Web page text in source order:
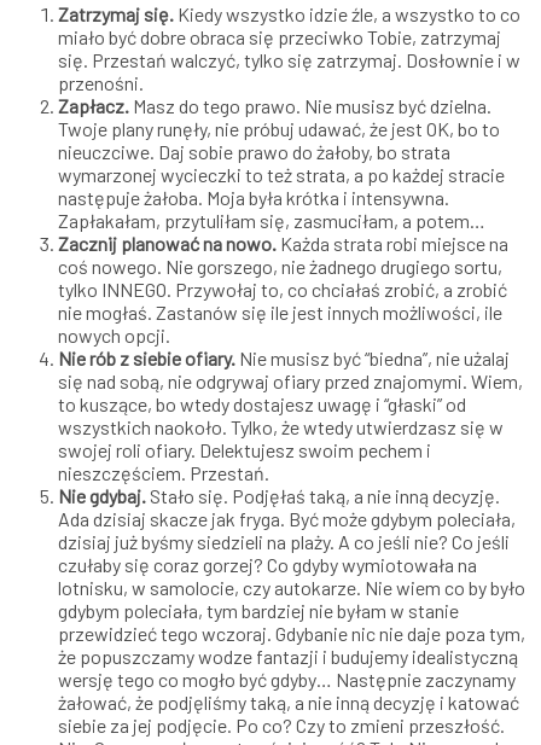
Zatrzymaj się. Kiedy wszystko idzie źle, a wszystko to co
miało być dobre obraca się przeciwko Tobie, zatrzymaj
się. Przestań walczyć, tylko się zatrzymaj. Dosłownie i w
przenośni.
Zapłacz. Masz do tego prawo. Nie musisz być dzielna.
Twoje plany runęły, nie próbuj udawać, że jest OK, bo to
nieuczciwe. Daj sobie prawo do żałoby, bo strata
wymarzonej wycieczki to też strata, a po każdej stracie
następuje żałoba. Moja była krótka i intensywna.
Zapłakałam, przytuliłam się, zasmuciłam, a potem…
Zacznij planować na nowo. Każda strata robi miejsce na
coś nowego. Nie gorszego, nie żadnego drugiego sortu,
tylko INNEGO. Przywołaj to, co chciałaś zrobić, a zrobić
nie mogłaś. Zastanów się ile jest innych możliwości, ile
nowych opcji.
Nie rób z siebie ofiary. Nie musisz być “biedna”, nie użalaj
się nad sobą, nie odgrywaj ofiary przed znajomymi. Wiem,
to kuszące, bo wtedy dostajesz uwagę i “głaski” od
wszystkich naokoło. Tylko, że wtedy utwierdzasz się w
swojej roli ofiary. Delektujesz swoim pechem i
nieszczęściem. Przestań.
Nie gdybaj. Stało się. Podjęłaś taką, a nie inną decyzję.
Ada dzisiaj skacze jak fryga. Być może gdybym poleciała,
dzisiaj już byśmy siedzieli na plaży. A co jeśli nie? Co jeśli
czułaby się coraz gorzej? Co gdyby wymiotowała na
lotnisku, w samolocie, czy autokarze. Nie wiem co by było
gdybym poleciała, tym bardziej nie byłam w stanie
przewidzieć tego wczoraj. Gdybanie nic nie daje poza tym,
że popuszczamy wodze fantazji i budujemy idealistyczną
wersję tego co mogło być gdyby… Następnie zaczynamy
żałować, że podjęliśmy taką, a nie inną decyzję i katować
siebie za jej podjęcie. Po co? Czy to zmieni przeszłość.